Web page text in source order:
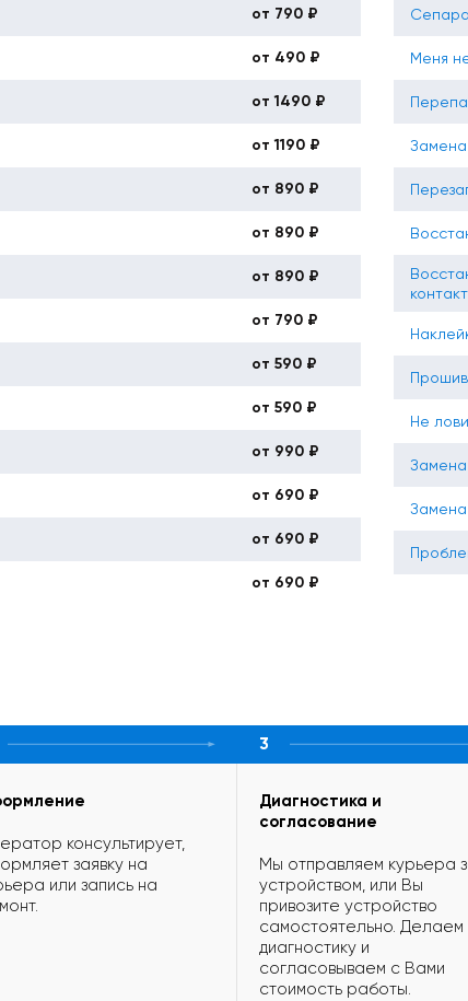
от 790 ₽
от 490 ₽
от 1490 ₽
от 1190 ₽
от 890 ₽
от 890 ₽
от 890 ₽
от 790 ₽
от 590 ₽
от 590 ₽
от 990 ₽
от 690 ₽
от 690 ₽
от 690 ₽
Меня
Замена
Не
консультирует,
заявку на
или запись на
3
Диагностика и
согласование
Мы отправляем курьера
устройством, или Вы
привозите устройство
самостоятельно. Делаем
диагностику и
согласовываем с Вами
стоимость работы.